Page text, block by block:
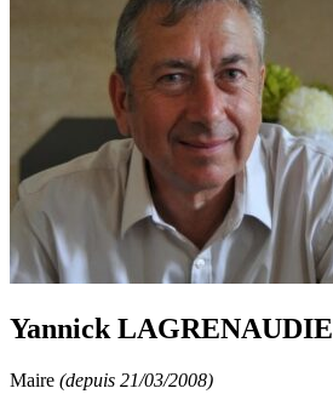
Yannick LAGRENAUDIE
Maire (depuis 21/03/2008)